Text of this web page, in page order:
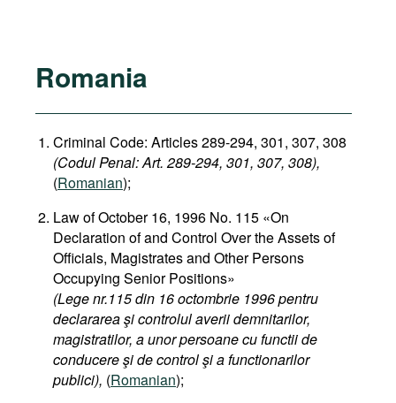
Romania
Criminal Code: Articles 289-294, 301, 307, 308
(Codul Penal: Art. 289-294, 301, 307, 308),
(Romanian);
Law of October 16, 1996 No. 115 «On
Declaration of and Control Over the Assets of
Officials, Magistrates and Other Persons
Occupying Senior Positions»
(Lege nr.115 din 16 octombrie 1996 pentru
declararea şi controlul averii demnitarilor,
magistratilor, a unor persoane cu functii de
conducere şi de control şi a functionarilor
publici), (Romanian);